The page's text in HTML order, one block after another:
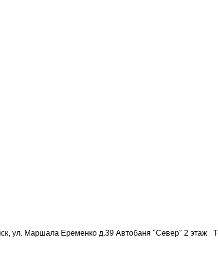
ул. Маршала Еременко д.39 Автобаня "Север" 2 этаж